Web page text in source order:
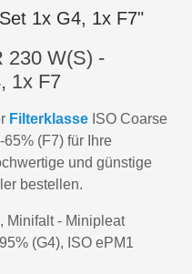
1x G4, 1x F7"
230 W(S) -
1x F7
Filterklasse ISO Coarse
(F7) für Ihre
und günstige
bestellen.
Minifalt - Minipleat
(G4), ISO ePM1